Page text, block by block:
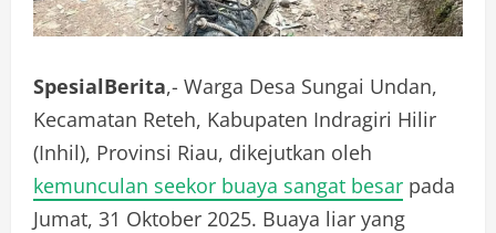
SpesialBerita,- Warga Desa Sungai Undan,
Kecamatan Reteh, Kabupaten Indragiri Hilir
(Inhil), Provinsi Riau, dikejutkan oleh
kemunculan seekor buaya sangat besar pada
Jumat, 31 Oktober 2025. Buaya liar yang